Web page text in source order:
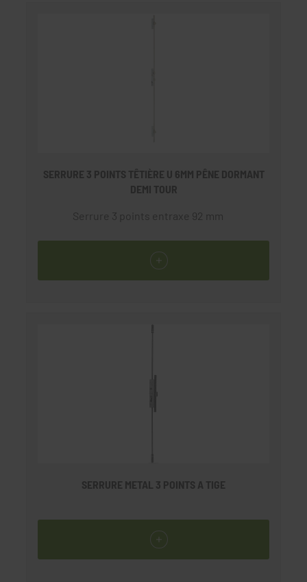
SERRURE 3 POINTS TÊTIÈRE U 6MM PÊNE DORMANT
DEMI TOUR
Serrure 3 points entraxe 92 mm
SERRURE METAL 3 POINTS A TIGE